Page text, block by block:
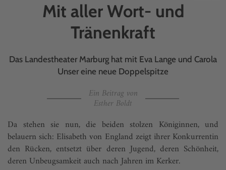
Mit aller Wort- und
Tränenkraft
Das Landestheater Marburg hat mit Eva Lange und Carola
Unser eine neue Doppel­spitze
Ein Beitrag von
Esther Boldt
Da stehen sie nun, die beiden stolzen Königinnen, und
belauern sich: Elisabeth von England zeigt ihrer Konkurrentin
den Rücken, entsetzt über deren Jugend, deren Schönheit,
deren Unbeugsamkeit auch nach Jahren im Kerker.